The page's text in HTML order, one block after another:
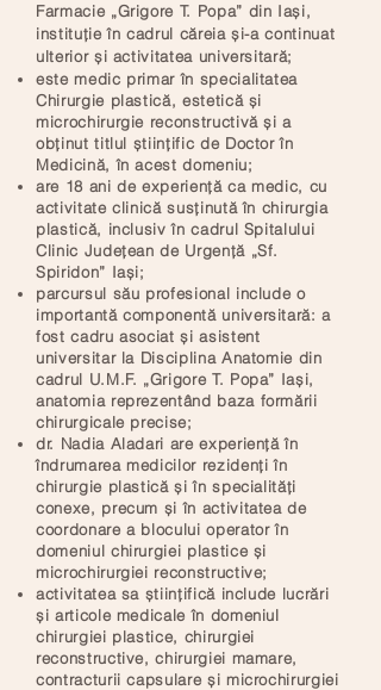
Farmacie „Grigore T. Popa” din Iași,
instituție în cadrul căreia și-a continuat
ulterior și activitatea universitară;
este medic primar în specialitatea
Chirurgie plastică, estetică și
microchirurgie reconstructivă și a
obținut titlul științific de Doctor în
Medicină, în acest domeniu;
are 18 ani de experiență ca medic, cu
activitate clinică susținută în chirurgia
plastică, inclusiv în cadrul Spitalului
Clinic Județean de Urgență „Sf.
Spiridon” Iași;
parcursul său profesional include o
importantă componentă universitară: a
fost cadru asociat și asistent
universitar la Disciplina Anatomie din
cadrul U.M.F. „Grigore T. Popa” Iași,
anatomia reprezentând baza formării
chirurgicale precise;
dr. Nadia Aladari are experiență în
îndrumarea medicilor rezidenți în
chirurgie plastică și în specialități
conexe, precum și în activitatea de
coordonare a blocului operator în
domeniul chirurgiei plastice și
microchirurgiei reconstructive;
activitatea sa științifică include lucrări
și articole medicale în domeniul
chirurgiei plastice, chirurgiei
reconstructive, chirurgiei mamare,
contracturii capsulare și microchirurgiei